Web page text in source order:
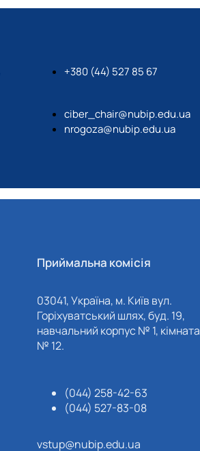
+380 (44) 527 85 67‬
ciber_chair@nubip.edu.ua
nrogoza@nubip.edu.ua
Приймальна комісія
03041, Україна, м. Київ вул.
Горіхуватський шлях, буд. 19,
навчальний корпус № 1, кімната
№ 12.
(044) 258-42-63
(044) 527-83-08
vstup@nubip.edu.ua